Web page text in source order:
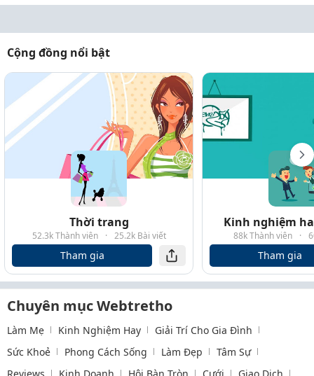
Cộng đồng nổi bật
Thời trang
52.3k Thành viên · 25.2k Bài viết
Tham gia
Kinh nghiệm
88k Thành viên ·
Tham gia
Chuyên mục Webtretho
Làm Mẹ Kinh Nghiệm Hay
Giải Trí Cho Gia Đình
Sức Khoẻ
Phong Cách Sống Làm Đẹp
Tâm Sự
Reviews
Kinh Doanh Hội Bàn Tròn Cưới Giao Dịch